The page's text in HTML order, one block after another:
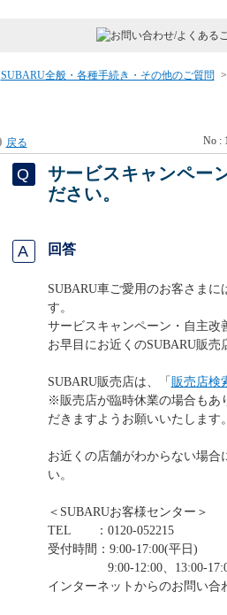
SUBARU全般・各種手続き・その他のご質問 >
戻る No :
サービスキャンペー
ださい。
回答
SUBARU車ご愛用のお客さま
す。
サービスキャンペーン・自主改
お早目にお近くのSUBARU販売
SUBARU販売店は、「 販売店検
※販売店が臨時休業の場合もあ
だきますようお願いいたします。
お近くの店舗がわからない場合
い。
＜SUBARUお客様センター＞
TEL ：0120-052215
受付時間：9:00-17:00(平日)
9:00-12:00、13:00-
インターネットからのお問い合